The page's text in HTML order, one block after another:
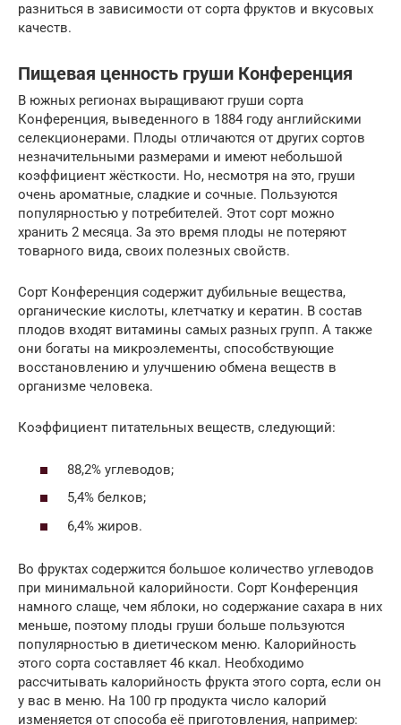
разниться в зависимости от сорта фруктов и вкусовых
качеств.
Пищевая ценность груши Конференция
В южных регионах выращивают груши сорта
Конференция, выведенного в 1884 году английскими
селекционерами. Плоды отличаются от других сортов
незначительными размерами и имеют небольшой
коэффициент жёсткости. Но, несмотря на это, груши
очень ароматные, сладкие и сочные. Пользуются
популярностью у потребителей. Этот сорт можно
хранить 2 месяца. За это время плоды не потеряют
товарного вида, своих полезных свойств.
Сорт Конференция содержит дубильные вещества,
органические кислоты, клетчатку и кератин. В состав
плодов входят витамины самых разных групп. А также
они богаты на микроэлементы, способствующие
восстановлению и улучшению обмена веществ в
организме человека.
Коэффициент питательных веществ, следующий:
88,2% углеводов;
5,4% белков;
6,4% жиров.
Во фруктах содержится большое количество углеводов
при минимальной калорийности. Сорт Конференция
намного слаще, чем яблоки, но содержание сахара в них
меньше, поэтому плоды груши больше пользуются
популярностью в диетическом меню. Калорийность
этого сорта составляет 46 ккал. Необходимо
рассчитывать калорийность фрукта этого сорта, если он
у вас в меню. На 100 гр продукта число калорий
изменяется от способа её приготовления, например: